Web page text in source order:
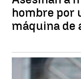
hombre por
máquina de